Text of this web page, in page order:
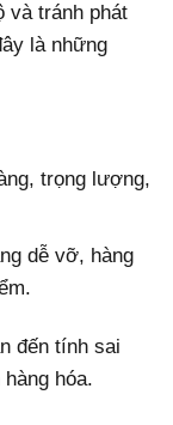
và tránh phát
là những
trọng lượng,
dễ vỡ, hàng
đến tính sai
hóa.